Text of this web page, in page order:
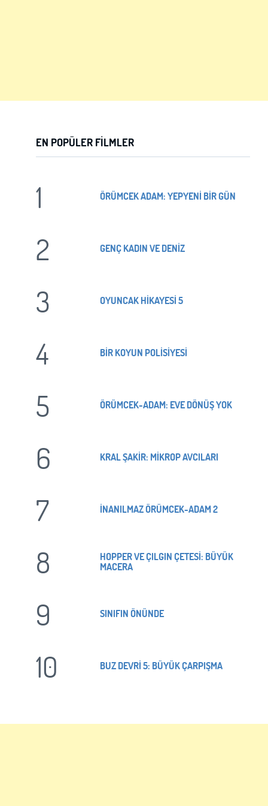
EN POPÜLER FILMLER
1 ÖRÜMCEK ADAM: YEPYENİ BİR GÜN
2 GENÇ KADIN VE DENİZ
3 OYUNCAK HİKAYESİ 5
4 BİR KOYUN POLİSİYESİ
5 ÖRÜMCEK-ADAM: EVE DÖNÜŞ YOK
6 KRAL ŞAKİR: MİKROP AVCILARI
7 İNANILMAZ ÖRÜMCEK-ADAM 2
8
HOPPER VE ÇILGIN ÇETESİ: BÜYÜK
MACERA
9 SINIFIN ÖNÜNDE
10 BUZ DEVRİ 5: BÜYÜK ÇARPIŞMA